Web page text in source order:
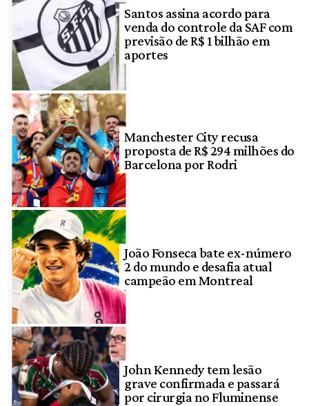
Santos assina acordo para
venda do controle da SAF com
previsão de R$ 1 bilhão em
aportes
Manchester City recusa
proposta de R$ 294 milhões do
Barcelona por Rodri
João Fonseca bate ex-número
2 do mundo e desafia atual
campeão em Montreal
John Kennedy tem lesão
grave confirmada e passará
por cirurgia no Fluminense